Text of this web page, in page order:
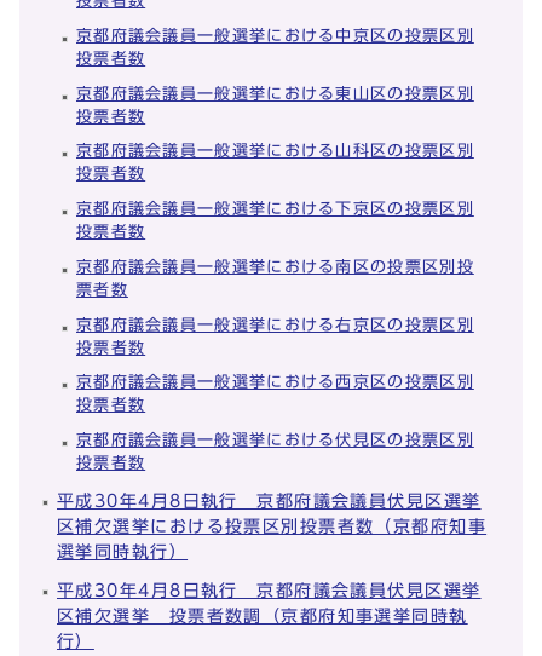
京都府議会議員一般選挙における中京区の投票区別
投票者数
京都府議会議員一般選挙における東山区の投票区別
投票者数
京都府議会議員一般選挙における山科区の投票区別
投票者数
京都府議会議員一般選挙における下京区の投票区別
投票者数
京都府議会議員一般選挙における南区の投票区別投
票者数
京都府議会議員一般選挙における右京区の投票区別
投票者数
京都府議会議員一般選挙における西京区の投票区別
投票者数
京都府議会議員一般選挙における伏見区の投票区別
投票者数
平成30年4月8日執行 京都府議会議員伏見区選挙
区補欠選挙における投票区別投票者数（京都府知事
選挙同時執行）
平成30年4月8日執行 京都府議会議員伏見区選挙
区補欠選挙 投票者数調（京都府知事選挙同時執
行）